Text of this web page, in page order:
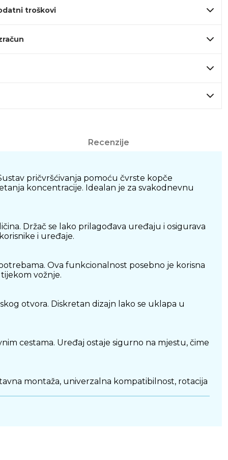
troškovi
Recenzije
pričvršćivanja pomoću čvrste kopče
koncentracije. Idealan je za svakodnevnu
Držač se lako prilagođava uređaju i osigurava
i uređaje.
Ova funkcionalnost posebno je korisna
vožnje.
otvora. Diskretan dizajn lako se uklapa u
cestama. Uređaj ostaje sigurno na mjestu, čime
montaža, univerzalna kompatibilnost, rotacija